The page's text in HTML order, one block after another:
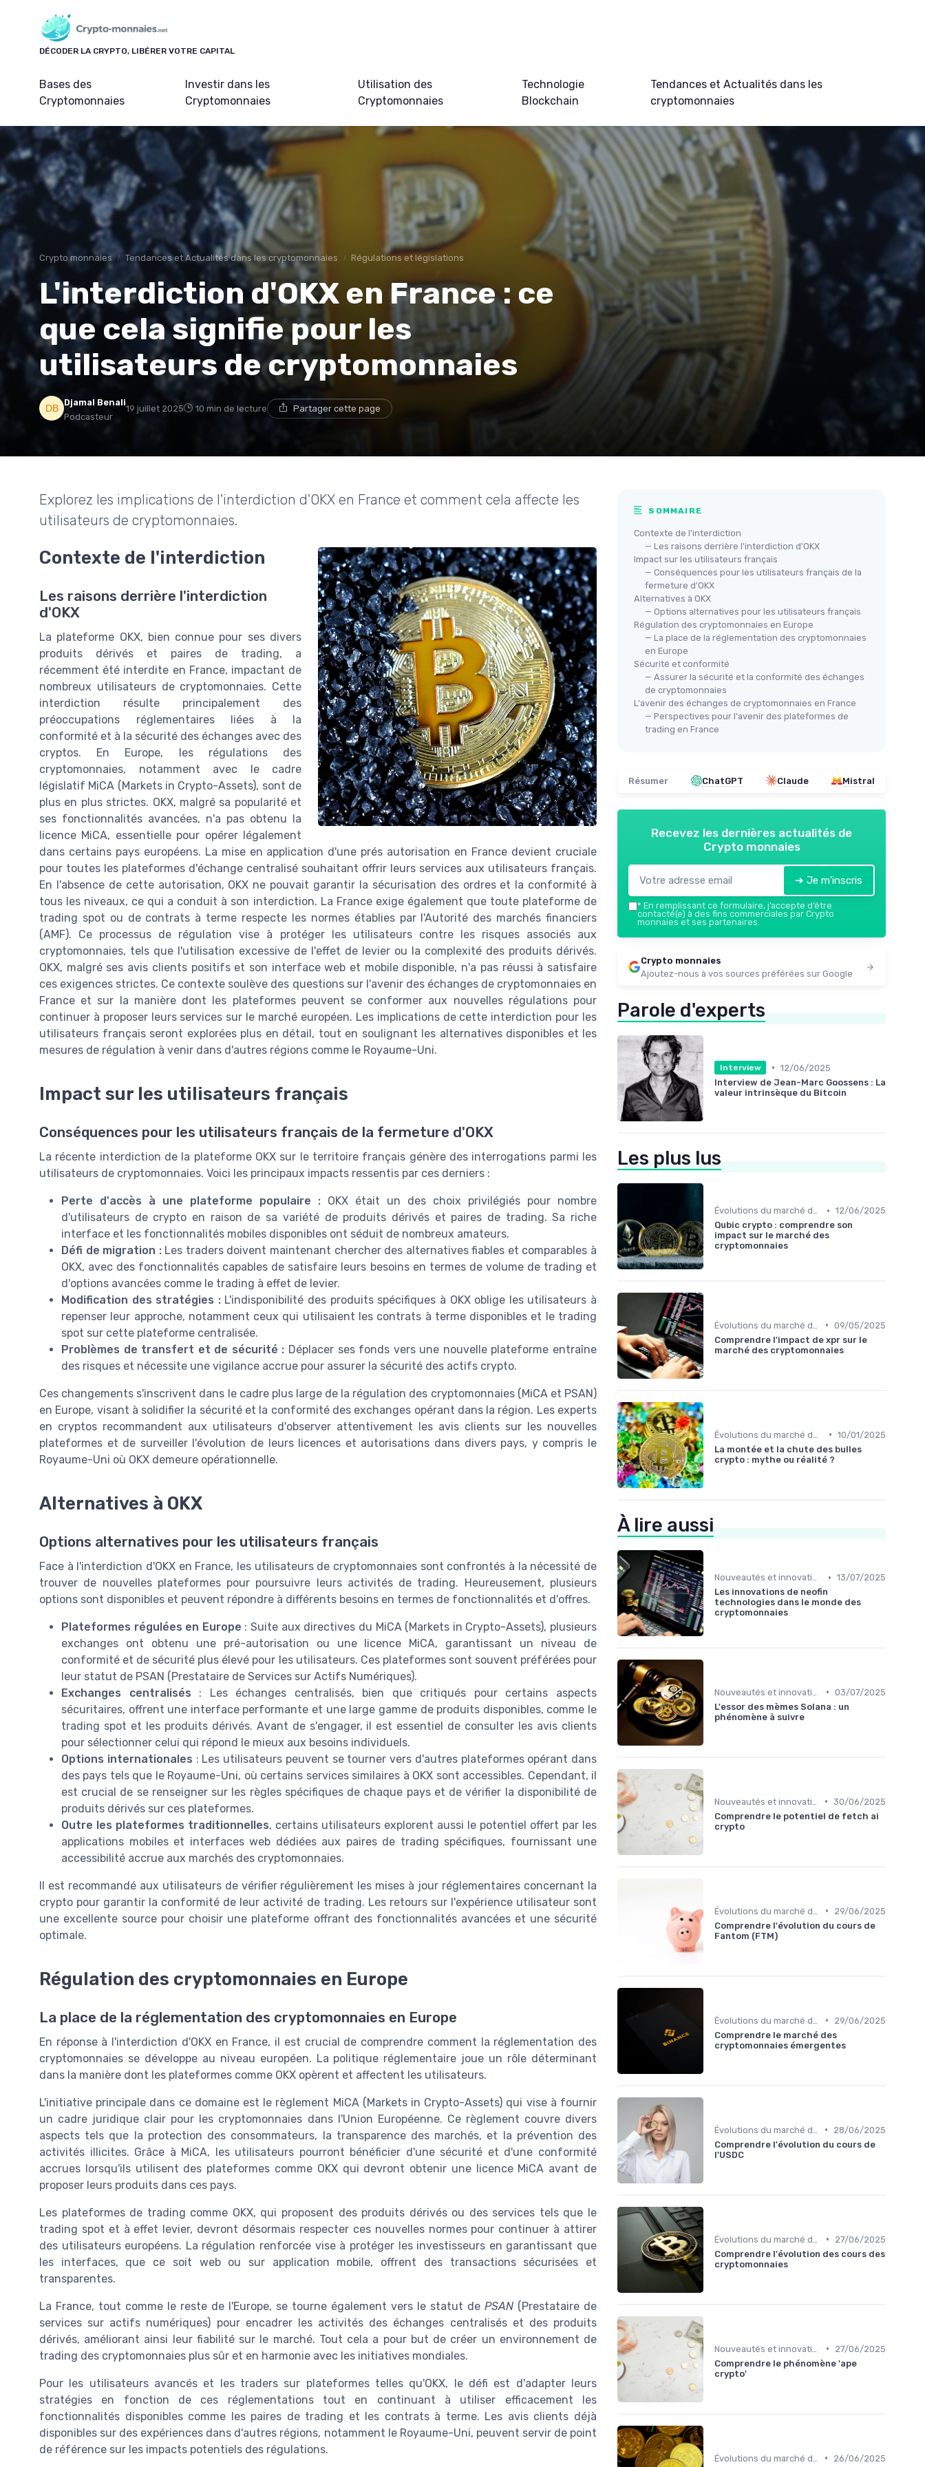
DÉCODER LA CRYPTO, LIBÉRER VOTRE CAPITAL
Bases des
Cryptomonnaies
Investir dans les
Cryptomonnaies
Utilisation des
Cryptomonnaies
Technologie
Blockchain
Tendances et Actualités dans les
cryptomonnaies
Crypto monnaies Tendances et Actualités dans les cryptomonnaies Régulations et législations
L'interdiction d'OKX en France : ce
que cela signifie pour les
utilisateurs de cryptomonnaies
Djamal Benali
Podcasteur
19 juillet 2025 10 min de lecture Partager cette page
Explorez les implications de l'interdiction d'OKX en France et comment cela affecte les
utilisateurs de cryptomonnaies.
Contexte de l'interdiction
Les raisons derrière l'interdiction
d'OKX
La plateforme OKX, bien connue pour ses divers
produits dérivés et paires de trading, a
récemment été interdite en France, impactant de
nombreux utilisateurs de cryptomonnaies. Cette
interdiction résulte principalement des
préoccupations réglementaires liées à la
conformité et à la sécurité des échanges avec des
cryptos. En Europe, les régulations des
cryptomonnaies, notamment avec le cadre
législatif MiCA (Markets in Crypto-Assets), sont de
plus en plus strictes. OKX, malgré sa popularité et
ses fonctionnalités avancées, n'a pas obtenu la
licence MiCA, essentielle pour opérer légalement
dans certains pays européens. La mise en application d'une prés autorisation en France devient cruciale
pour toutes les plateformes d'échange centralisé souhaitant offrir leurs services aux utilisateurs français.
En l'absence de cette autorisation, OKX ne pouvait garantir la sécurisation des ordres et la conformité à
tous les niveaux, ce qui a conduit à son interdiction. La France exige également que toute plateforme de
trading spot ou de contrats à terme respecte les normes établies par l'Autorité des marchés financiers
(AMF). Ce processus de régulation vise à protéger les utilisateurs contre les risques associés aux
cryptomonnaies, tels que l'utilisation excessive de l'effet de levier ou la complexité des produits dérivés.
OKX, malgré ses avis clients positifs et son interface web et mobile disponible, n'a pas réussi à satisfaire
ces exigences strictes. Ce contexte soulève des questions sur l'avenir des échanges de cryptomonnaies en
France et sur la manière dont les plateformes peuvent se conformer aux nouvelles régulations pour
continuer à proposer leurs services sur le marché européen. Les implications de cette interdiction pour les
utilisateurs français seront explorées plus en détail, tout en soulignant les alternatives disponibles et les
mesures de régulation à venir dans d'autres régions comme le Royaume-Uni.
Impact sur les utilisateurs français
Conséquences pour les utilisateurs français de la fermeture d'OKX
La récente interdiction de la plateforme OKX sur le territoire français génère des interrogations parmi les
utilisateurs de cryptomonnaies. Voici les principaux impacts ressentis par ces derniers :
Perte d'accès à une plateforme populaire : OKX était un des choix privilégiés pour nombre
d'utilisateurs de crypto en raison de sa variété de produits dérivés et paires de trading. Sa riche
interface et les fonctionnalités mobiles disponibles ont séduit de nombreux amateurs.
Défi de migration :Les traders doivent maintenant chercher des alternatives fiables et comparables à
OKX, avec des fonctionnalités capables de satisfaire leurs besoins en termes de volume de trading et
d'options avancées comme le trading à effet de levier.
Modification des stratégies :L'indisponibilité des produits spécifiques à OKX oblige les utilisateurs à
repenser leur approche, notamment ceux qui utilisaient les contrats à terme disponibles et le trading
spot sur cette plateforme centralisée.
Problèmes de transfert et de sécurité : Déplacer ses fonds vers une nouvelle plateforme entraîne
des risques et nécessite une vigilance accrue pour assurer la sécurité des actifs crypto.
Ces changements s'inscrivent dans le cadre plus large de la régulation des cryptomonnaies (MiCA et PSAN)
en Europe, visant à solidifier la sécurité et la conformité des exchanges opérant dans la région. Les experts
en cryptos recommandent aux utilisateurs d'observer attentivement les avis clients sur les nouvelles
plateformes et de surveiller l'évolution de leurs licences et autorisations dans divers pays, y compris le
Royaume-Uni où OKX demeure opérationnelle.
Alternatives à OKX
Options alternatives pour les utilisateurs français
Face à l'interdiction d'OKX en France, les utilisateurs de cryptomonnaies sont confrontés à la nécessité de
trouver de nouvelles plateformes pour poursuivre leurs activités de trading. Heureusement, plusieurs
options sont disponibles et peuvent répondre à différents besoins en termes de fonctionnalités et d'offres.
Plateformes régulées en Europe : Suite aux directives du MiCA (Markets in Crypto-Assets), plusieurs
exchanges ont obtenu une pré-autorisation ou une licence MiCA, garantissant un niveau de
conformité et de sécurité plus élevé pour les utilisateurs. Ces plateformes sont souvent préférées pour
leur statut de PSAN (Prestataire de Services sur Actifs Numériques).
Exchanges centralisés : Les échanges centralisés, bien que critiqués pour certains aspects
sécuritaires, offrent une interface performante et une large gamme de produits disponibles, comme le
trading spot et les produits dérivés. Avant de s'engager, il est essentiel de consulter les avis clients
pour sélectionner celui qui répond le mieux aux besoins individuels.
Options internationales : Les utilisateurs peuvent se tourner vers d'autres plateformes opérant dans
des pays tels que le Royaume-Uni, où certains services similaires à OKX sont accessibles. Cependant, il
est crucial de se renseigner sur les règles spécifiques de chaque pays et de vérifier la disponibilité de
produits dérivés sur ces plateformes.
Outre les plateformes traditionnelles, certains utilisateurs explorent aussi le potentiel offert par les
applications mobiles et interfaces web dédiées aux paires de trading spécifiques, fournissant une
accessibilité accrue aux marchés des cryptomonnaies.
Il est recommandé aux utilisateurs de vérifier régulièrement les mises à jour réglementaires concernant la
crypto pour garantir la conformité de leur activité de trading. Les retours sur l'expérience utilisateur sont
une excellente source pour choisir une plateforme offrant des fonctionnalités avancées et une sécurité
optimale.
Régulation des cryptomonnaies en Europe
La place de la réglementation des cryptomonnaies en Europe
En réponse à l'interdiction d'OKX en France, il est crucial de comprendre comment la réglementation des
cryptomonnaies se développe au niveau européen. La politique réglementaire joue un rôle déterminant
dans la manière dont les plateformes comme OKX opèrent et affectent les utilisateurs.
L'initiative principale dans ce domaine est le règlement MiCA (Markets in Crypto-Assets) qui vise à fournir
un cadre juridique clair pour les cryptomonnaies dans l'Union Européenne. Ce règlement couvre divers
aspects tels que la protection des consommateurs, la transparence des marchés, et la prévention des
activités illicites. Grâce à MiCA, les utilisateurs pourront bénéficier d'une sécurité et d'une conformité
accrues lorsqu'ils utilisent des plateformes comme OKX qui devront obtenir une licence MiCA avant de
proposer leurs produits dans ces pays.
Les plateformes de trading comme OKX, qui proposent des produits dérivés ou des services tels que le
trading spot et à effet levier, devront désormais respecter ces nouvelles normes pour continuer à attirer
des utilisateurs européens. La régulation renforcée vise à protéger les investisseurs en garantissant que
les interfaces, que ce soit web ou sur application mobile, offrent des transactions sécurisées et
transparentes.
La France, tout comme le reste de l'Europe, se tourne également vers le statut de PSAN (Prestataire de
services sur actifs numériques) pour encadrer les activités des échanges centralisés et des produits
dérivés, améliorant ainsi leur fiabilité sur le marché. Tout cela a pour but de créer un environnement de
trading des cryptomonnaies plus sûr et en harmonie avec les initiatives mondiales.
Pour les utilisateurs avancés et les traders sur plateformes telles qu'OKX, le défi est d'adapter leurs
stratégies en fonction de ces réglementations tout en continuant à utiliser efficacement les
fonctionnalités disponibles comme les paires de trading et les contrats à terme. Les avis clients déjà
disponibles sur des expériences dans d'autres régions, notamment le Royaume-Uni, peuvent servir de point
de référence sur les impacts potentiels des régulations.
SOMMAIRE
Contexte de l'interdiction
— Les raisons derrière l'interdiction d'OKX
Impact sur les utilisateurs français
— Conséquences pour les utilisateurs français de la
fermeture d'OKX
Alternatives à OKX
— Options alternatives pour les utilisateurs français
Régulation des cryptomonnaies en Europe
— La place de la réglementation des cryptomonnaies
en Europe
Sécurité et conformité
— Assurer la sécurité et la conformité des échanges
de cryptomonnaies
L'avenir des échanges de cryptomonnaies en France
— Perspectives pour l'avenir des plateformes de
trading en France
Résumer ChatGPT Claude Mistral
Recevez les dernières actualités de
Crypto monnaies
➔ Je m'inscris
* En remplissant ce formulaire, j’accepte d’être
contacté(e) à des fins commerciales par Crypto
monnaies et ses partenaires.
Crypto monnaies
Ajoutez-nous à vos sources préférées sur Google
Parole d'experts
Interview • 12/06/2025
Interview de Jean-Marc Goossens : La
valeur intrinsèque du Bitcoin
Les plus lus
Évolutions du marché des cryptos • 12/06/2025
Qubic crypto : comprendre son
impact sur le marché des
cryptomonnaies
• 09/05/2025
Comprendre l'impact de xpr sur le
marché des cryptomonnaies
• 10/01/2025
La montée et la chute des bulles
crypto : mythe ou réalité ?
À lire aussi
Nouveautés et innovations • 13/07/2025
Les innovations de neofin
technologies dans le monde des
cryptomonnaies
• 03/07/2025
L'essor des mèmes Solana : un
phénomène à suivre
• 30/06/2025
Comprendre le potentiel de fetch ai
crypto
•
29/06/2025
Comprendre l'évolution du cours de
Fantom (FTM)
•
29/06/2025
Comprendre le marché des
cryptomonnaies émergentes
•
28/06/2025
Comprendre l'évolution du cours de
l'USDC
•
27/06/2025
Comprendre l'évolution des cours des
cryptomonnaies
•
27/06/2025
Comprendre le phénomène 'ape
crypto'
• 26/06/2025